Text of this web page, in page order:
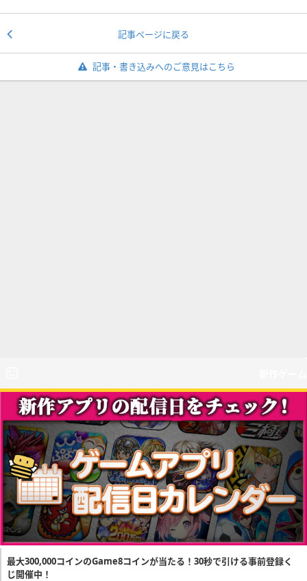
記事ページに戻る
記事・書き込みへのご意見はこちら
最大300,000コインのGame8コインが当たる！30秒で引ける事前登録く
じ開催中！